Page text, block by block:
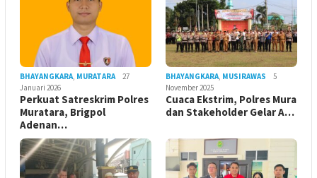
BHAYANGKARA, MURATARA
27
Januari 2026
Perkuat Satreskrim Polres
Muratara, Brigpol
Adenan…
BHAYANGKARA, MUSIRAWAS
5
November 2025
Cuaca Ekstrim, Polres Mura
dan Stakeholder Gelar A…